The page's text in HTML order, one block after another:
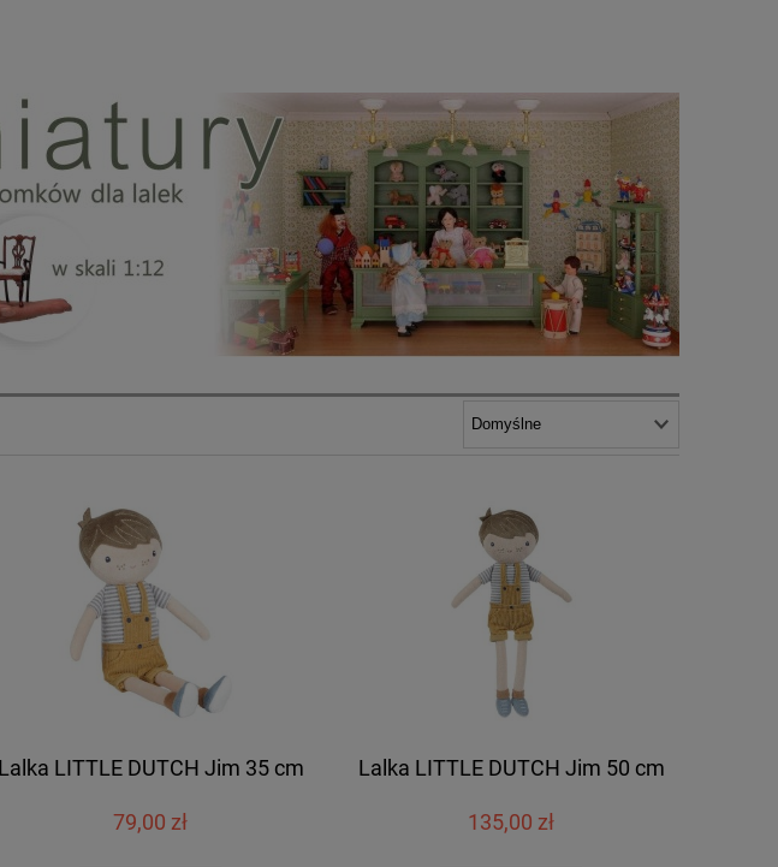
Lalka LITTLE DUTCH Jim 35 cm
79,00 zł
Lalka LITTLE DUTCH Jim 50 cm
135,00 zł